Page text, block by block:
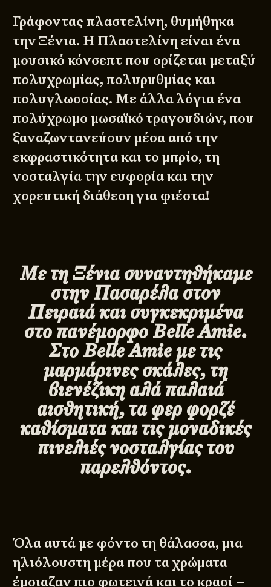
Γράφοντας πλαστελίνη, θυμήθηκα
την Ξένια. Η Πλαστελίνη είναι ένα
μουσικό κόνσεπτ που ορίζεται μεταξύ
πολυχρωμίας, πολυρυθμίας και
πολυγλωσσίας. Με άλλα λόγια ένα
πολύχρωμο μωσαϊκό τραγουδιών, που
ξαναζωντανεύουν μέσα από την
εκφραστικότητα και το μπρίο, τη
νοσταλγία την ευφορία και την
χορευτική διάθεση για φιέστα!
Με τη Ξένια συναντηθήκαμε
στην Πασαρέλα στον
Πειραιά και συγκεκριμένα
στο πανέμορφο Belle Amie.
Στο Belle Amie με τις
μαρμάρινες σκάλες, τη
βιενέζικη αλά παλαιά
αισθητική, τα φερ φορζέ
καθίσματα και τις μοναδικές
πινελιές νοσταλγίας του
παρελθόντος.
Όλα αυτά με φόντο τη θάλασσα, μια
ηλιόλουστη μέρα που τα χρώματα
έμοιαζαν πιο φωτεινά και το κρασί –